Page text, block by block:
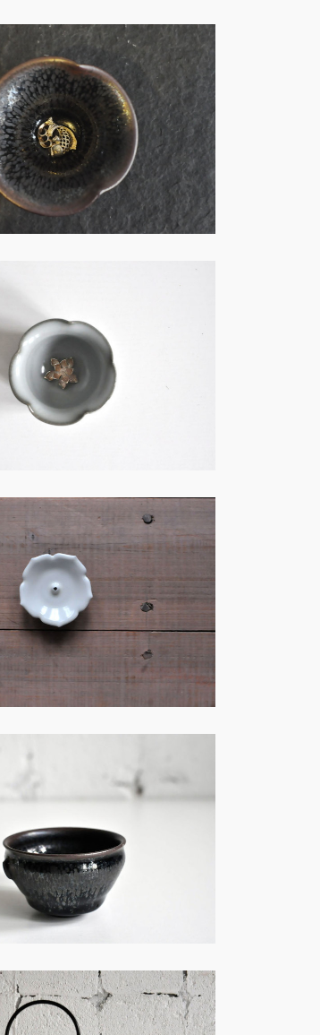
土・創作－S010
土・創作－S007
土・創作－S004
土・創作－S001